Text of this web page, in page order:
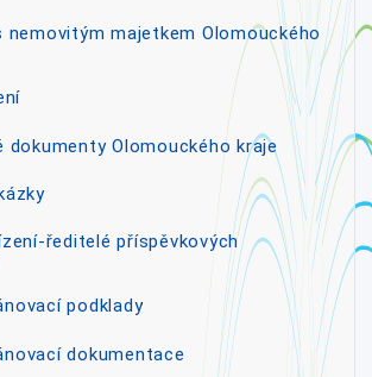
nemovitým majetkem Olomouckého
dokumenty Olomouckého kraje
ředitelé příspěvkových
podklady
dokumentace